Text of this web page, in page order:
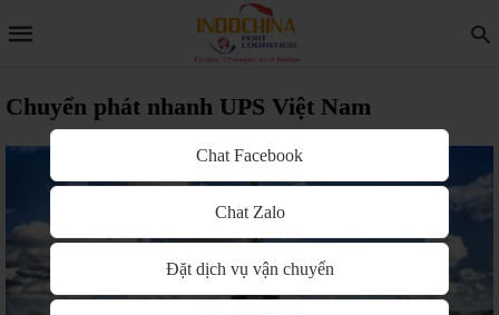
Chuyển phát nhanh UPS Việt Nam
Chat Facebook
Chat Zalo
Đặt dịch vụ vận chuyển